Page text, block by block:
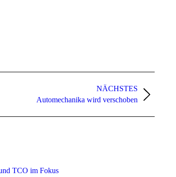
NÄCHSTES
Automechanika wird verschoben
TCO im Fokus